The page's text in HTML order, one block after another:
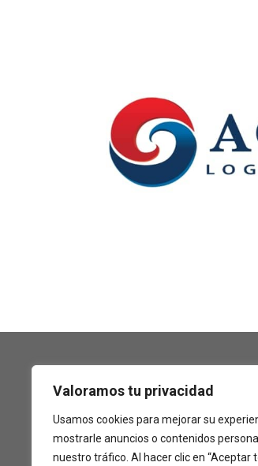
Valoramos tu privacidad
Usamos cookies para mejorar su
mostrarle anuncios o contenidos
nuestro tráfico. Al hacer clic en “Aceptar